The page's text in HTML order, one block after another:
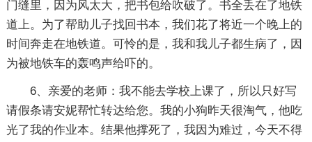
门缝里，因为风太大，把书包给吹破了。书全丢在了地铁
道上。为了帮助儿子找回书本，我们花了将近一个晚上的
时间奔走在地铁道。可怜的是，我和我儿子都生病了，因
为被地铁车的轰鸣声给吓的。
6、亲爱的老师：我不能去学校上课了，所以只好写
请假条请安妮帮忙转达给您。我的小狗昨天很淘气，他吃
光了我的作业本。结果他撑死了，我因为难过，今天不得